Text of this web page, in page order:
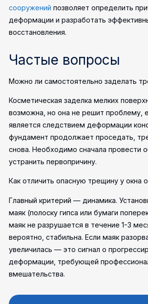
сооружений позволяет определить
деформации и разработать
восстановления.
Частые вопросы
Можно ли самостоятельно заделать
Косметическая заделка мелких
возможна, но она не решит проблему,
является следствием деформации
фундамент продолжает проседать,
снова. Необходимо сначала провести
устранить первопричину.
Как отличить опасную трещину у окна
Главный критерий — динамика.
маяк (полоску гипса или бумаги
маяк не разрушается в течение 1-3
вероятно, стабильна. Если маяк
увеличилась — это сигнал о
деформации, требующей
вмешательства.